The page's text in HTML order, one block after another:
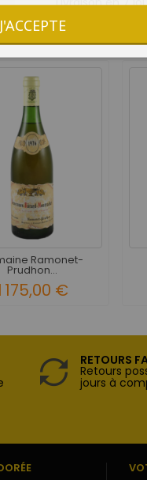
DANS LA MÊME
Ramonet-
Prudhon...
175,00 €
RETOURS
Retours
jours à
J'ACCEPTE